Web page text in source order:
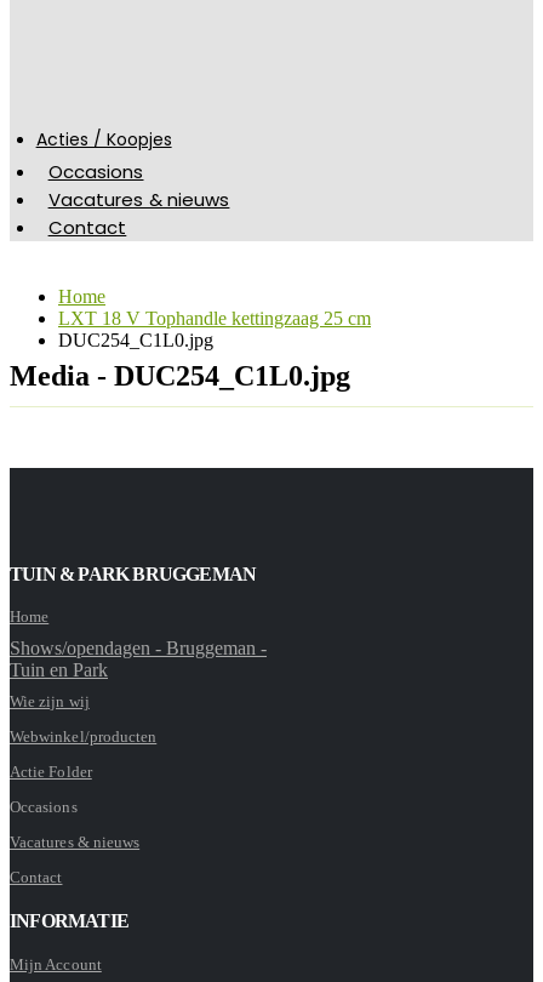
Acties / Koopjes
Occasions
Vacatures & nieuws
Contact
Home
LXT 18 V Tophandle kettingzaag 25 cm
DUC254_C1L0.jpg
Media - DUC254_C1L0.jpg
TUIN & PARK BRUGGEMAN
Home
Shows/opendagen - Bruggeman -
Tuin en Park
Wie zijn wij
Webwinkel/producten
Actie Folder
Occasions
Vacatures & nieuws
Contact
INFORMATIE
Mijn Account